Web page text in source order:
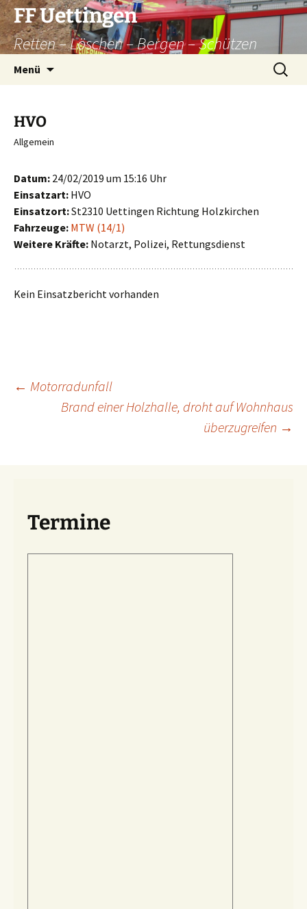
Zum
Inhalt
springen
FF Uettingen
Retten – Löschen – Bergen – Schützen
Menü
Suchen
nach:
HVO
Allgemein
Datum: 24/02/2019 um 15:16 Uhr
Einsatzart: HVO
Einsatzort:St2310 Uettingen Richtung Holzkirchen
Fahrzeuge: MTW (14/1)
Weitere Kräfte: Notarzt, Polizei, Rettungsdienst
Kein Einsatzbericht vorhanden
Beitragsnavigation
← Motorradunfall
Brand einer Holzhalle, droht auf Wohnhaus
überzugreifen →
Termine